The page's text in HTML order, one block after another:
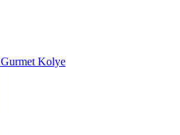
Gurmet Kolye